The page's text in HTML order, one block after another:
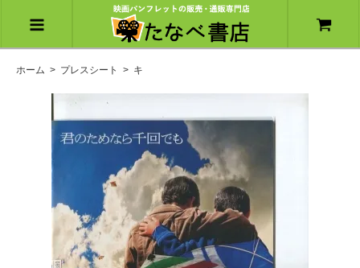
ホーム > プレスシート > キ